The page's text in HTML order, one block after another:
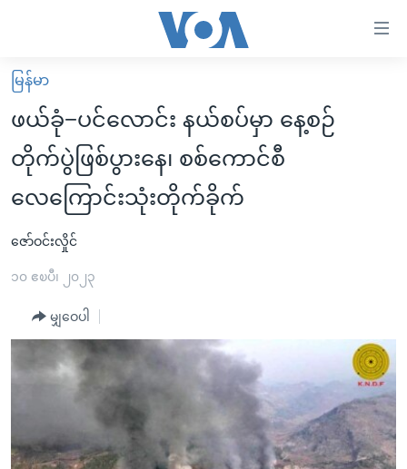
လွယ်ကူ
စေ
သည့်
Link
များ
ပင်မ
ကျော်
ကြည့်
စာမျက်နှာ
မူလစာမျက်နှာ
မြန်မာ
ကမ္ဘာ့သတင်းများ
နိုင်ငံတကာ
အစ္စရေး-ပါလက်စတိုင်း
ဗွီဒီယို
အင်္ဂလိပ်စာလေ့လာမယ်
အမေရိကန်သုံးအီဒီယံ
မကြေးမုံရဲ့ အင်္ဂလိပ်စာ
ရုပ်ရှင်ထဲက အင်္ဂလိပ်စာ
သုတပဒေသာ အင်္ဂလိပ်စာ
အပတ်စဉ်ကဏ္ဍများ
ရေဒီယို
ရေဒီယိုနှင့်ရုပ်သံ အချက်အလက်များ
ရေဒီယို/တီဗွီအစီအစဉ်
Learning English
မြန်မာ
ဖယ်ခုံ−ပင်လောင်း နယ်စပ်မှာ နေ့စဉ်
တိုက်ပွဲဖြစ်ပွားနေ၊ စစ်ကောင်စီ
လေကြောင်းသုံးတိုက်ခိုက်
ဇော်ဝင်းလှိုင်
၁၀ ဧၿပီ၊ ၂၀၂၃
မျှဝေပါ